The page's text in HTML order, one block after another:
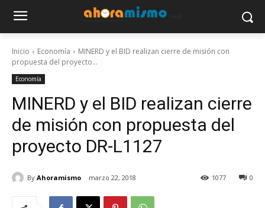
Inicio Economía
MINERD y el BID realizan cierre de misión con
propuesta del proyecto...
Economía
MINERD y el BID realizan cierre
de misión con propuesta del
proyecto DR-L1127
By Ahoramismo marzo 22, 2018 0
1077